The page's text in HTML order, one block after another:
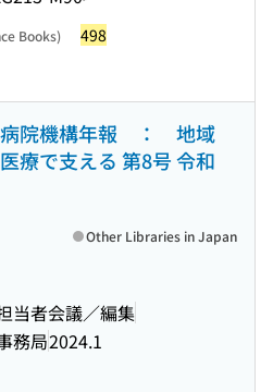
Books) 498
病院機構年報 ： 地域
療で支える 第8号 令和
当者会議／編集
務局2024.1
Other Libraries in Japan